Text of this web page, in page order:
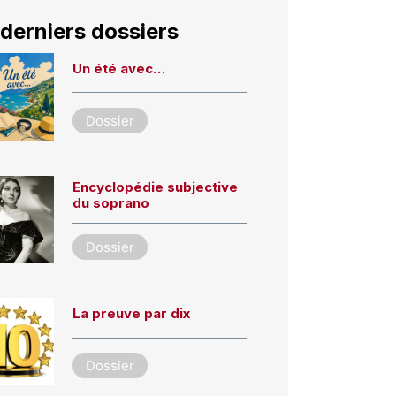
dossiers
Un été avec…
Dossier
Encyclopédie subjective
du soprano
Dossier
La preuve par dix
Dossier